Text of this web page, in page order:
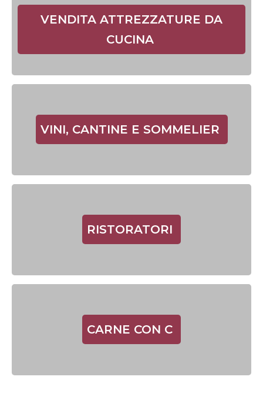
VENDITA ATTREZZATURE DA
CUCINA
VINI, CANTINE E SOMMELIER
RISTORATORI
CARNE CON C